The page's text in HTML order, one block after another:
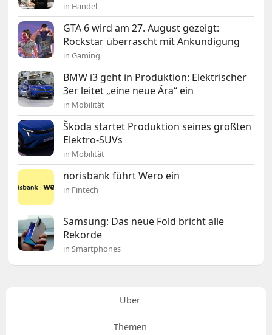
in Handel
GTA 6 wird am 27. August gezeigt:
Rockstar überrascht mit Ankündigung
in Gaming
BMW i3 geht in Produktion: Elektrischer
3er leitet „eine neue Ära“ ein
in Mobilität
Škoda startet Produktion seines größten
Elektro-SUVs
in Mobilität
norisbank führt Wero ein
in Fintech
Samsung: Das neue Fold bricht alle
Rekorde
in Smartphones
Über
Themen